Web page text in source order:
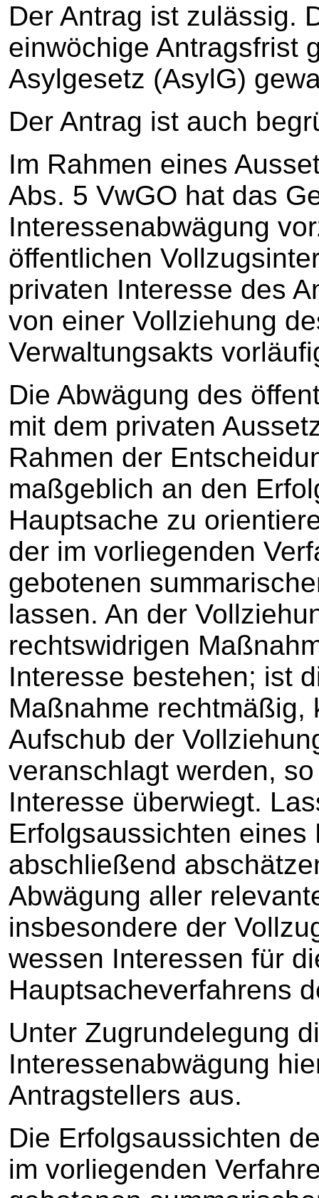
Der Antrag ist zulässig.
einwöchige Antragsfrist
Asylgesetz (AsylG)
Der Antrag ist auch
Im Rahmen eines
Abs. 5 VwGO hat das
Interessenabwägung
öffentlichen
privaten Interesse des
von einer Vollziehung
Verwaltungsakts
Die Abwägung des
mit dem privaten
Rahmen der
maßgeblich an den
Hauptsache zu
der im vorliegenden
gebotenen
lassen. An der
rechtswidrigen
Interesse bestehen; ist
Maßnahme rechtmäßig,
Aufschub der
veranschlagt werden,
Interesse überwiegt.
Erfolgsaussichten
abschließend
Abwägung aller
insbesondere der
wessen Interessen für
Hauptsacheverfahrens
Unter Zugrundelegung
Interessenabwägung
Antragstellers aus.
Die Erfolgsaussichten
im vorliegenden